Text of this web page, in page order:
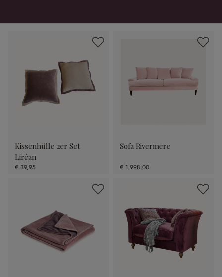
Kissenhülle 2er Set
Liréan
€ 39,95
Sofa Rivermere
€ 1.998,00